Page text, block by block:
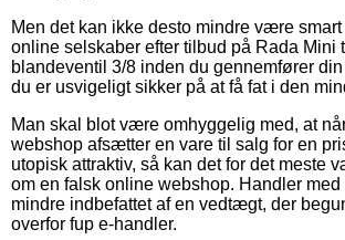
Men det kan ikke desto mindre være
online selskaber efter tilbud på Rada Mini
blandeventil 3/8 inden du gennemfører
du er usvigeligt sikker på at få fat i den
Man skal blot være omhyggelig med, at
webshop afsætter en vare til salg for en
utopisk attraktiv, så kan det for det meste
om en falsk online webshop. Handler med
mindre indbefattet af en vedtægt, der
overfor fup e-handler.